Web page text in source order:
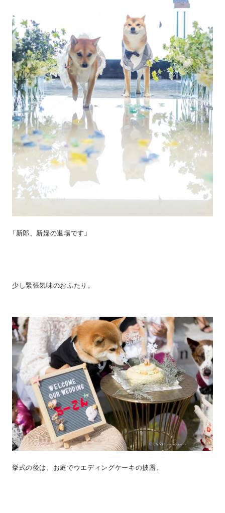
「新郎、新婦の退場です」
少し緊張気味のおふたり。
挙式の後は、お庭でウエディングケーキの披露。